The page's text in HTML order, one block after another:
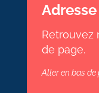
Adresse
Retrouvez
de page.
Aller en bas de